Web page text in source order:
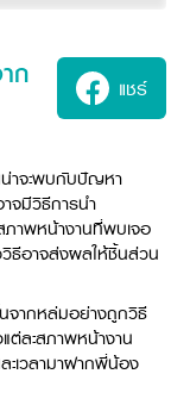
ก
แชร์
าจะพบกับปัญหา
จมีวิธีการนำ
าพหน้างานที่พบเจอ
ธีอาจส่งผลให้ชิ้นส่วน
จากหล่มอย่างถูกวิธี
ต่ละสภาพหน้างาน
ะเวลามาฝากพี่น้อง